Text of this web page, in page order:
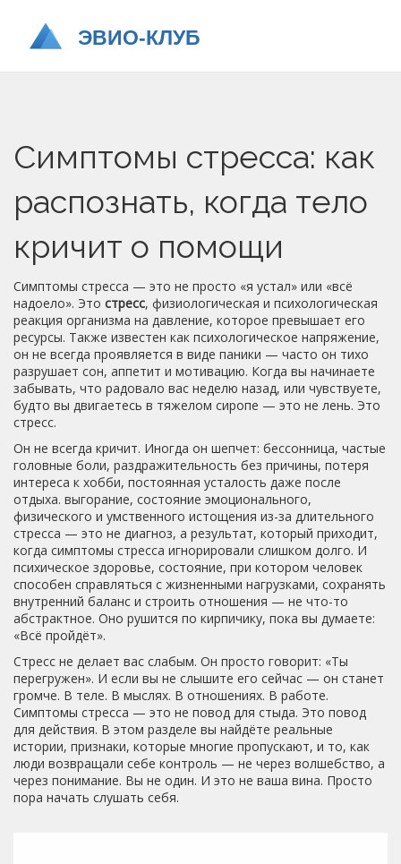
Симптомы стресса: как
распознать, когда тело
кричит о помощи
Симптомы стресса — это не просто «я устал» или «всё
надоело». Это стресс, физиологическая и психологическая
реакция организма на давление, которое превышает его
ресурсы. Также известен как психологическое напряжение,
он не всегда проявляется в виде паники — часто он тихо
разрушает сон, аппетит и мотивацию. Когда вы начинаете
забывать, что радовало вас неделю назад, или чувствуете,
будто вы двигаетесь в тяжелом сиропе — это не лень. Это
стресс.
Он не всегда кричит. Иногда он шепчет: бессонница, частые
головные боли, раздражительность без причины, потеря
интереса к хобби, постоянная усталость даже после
отдыха. выгорание, состояние эмоционального,
физического и умственного истощения из-за длительного
стресса — это не диагноз, а результат, который приходит,
когда симптомы стресса игнорировали слишком долго. И
психическое здоровье, состояние, при котором человек
способен справляться с жизненными нагрузками, сохранять
внутренний баланс и строить отношения — не что-то
абстрактное. Оно рушится по кирпичику, пока вы думаете:
«Всё пройдёт».
Стресс не делает вас слабым. Он просто говорит: «Ты
перегружен». И если вы не слышите его сейчас — он станет
громче. В теле. В мыслях. В отношениях. В работе.
Симптомы стресса — это не повод для стыда. Это повод
для действия. В этом разделе вы найдёте реальные
истории, признаки, которые многие пропускают, и то, как
люди возвращали себе контроль — не через волшебство, а
через понимание. Вы не один. И это не ваша вина. Просто
пора начать слушать себя.